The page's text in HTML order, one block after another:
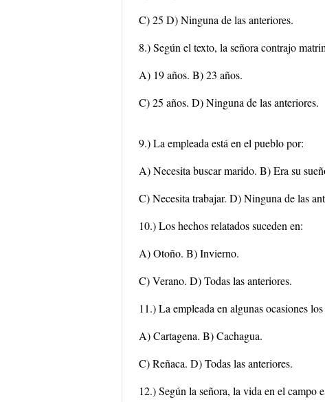
C) 25 D) Ninguna de las anteriores.
8.) Según el texto, la señora contrajo
A) 19 años. B) 23 años.
C) 25 años. D) Ninguna de las anteriores.
9.) La empleada está en el pueblo por:
A) Necesita buscar marido. B) Era su
C) Necesita trabajar. D) Ninguna de las
10.) Los hechos relatados suceden en:
A) Otoño. B) Invierno.
C) Verano. D) Todas las anteriores.
11.) La empleada en algunas ocasiones
A) Cartagena. B) Cachagua.
C) Reñaca. D) Todas las anteriores.
12.) Según la señora, la vida en el campo